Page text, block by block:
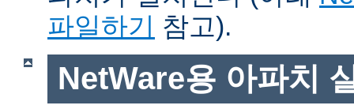
파일하기
참고).
NetWare용 아파치